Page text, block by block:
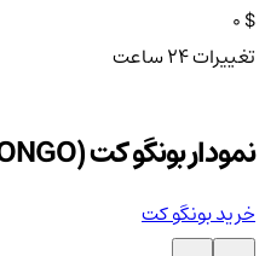
$ 0
تغییرات ۲۴ ساعت
نمودار بونگو کت (BONGO)
خرید بونگو کت